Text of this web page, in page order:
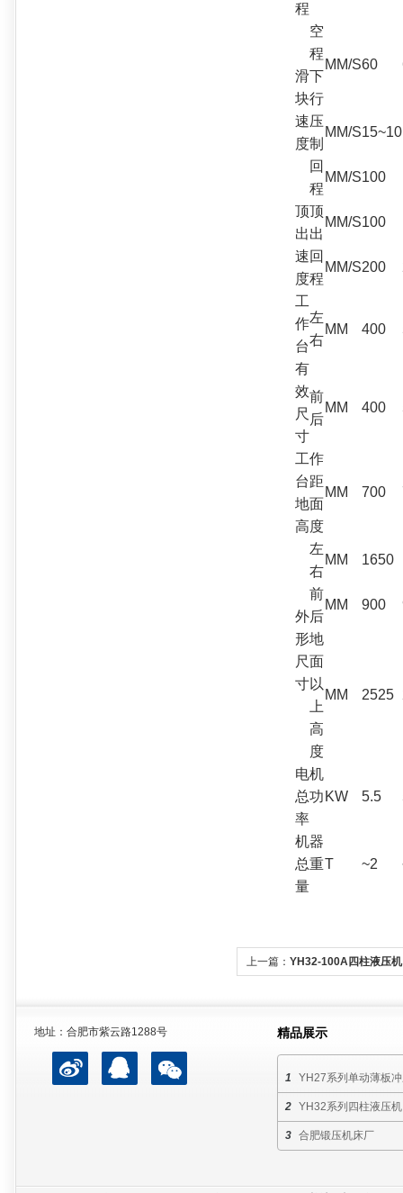
程
滑
块
速
度
空
程
下
行
MM/S60
压
制
MM/S15~10
回
程
MM/S100
顶
出
速
度
顶
出
MM/S100
回
程
MM/S200
工
作
台
有
效
尺
寸
左
右
MM 400
前
后
MM 400
工作
台距
地面
高度
MM 700
外
形
尺
寸
左
右
MM 1650
前
后
MM 900
地
面
以
上
高
度
MM 2525
电机
总功
率
KW 5.5
机器
总重
量
T ~2
上一篇： YH32-100A四柱液压机
地址：合肥市紫云路1288号 精品展示
YH27系列单动薄板
YH32系列四柱液压机
合肥锻压机床厂